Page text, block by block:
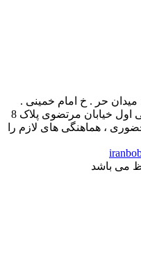
میدان حر . خ امام خمینی .
خیابان کمالی . خیابان اسکندری جنوبی اول خیابان مرتضوی پلاک 8
، هماهنگی های لازم را
می باشد